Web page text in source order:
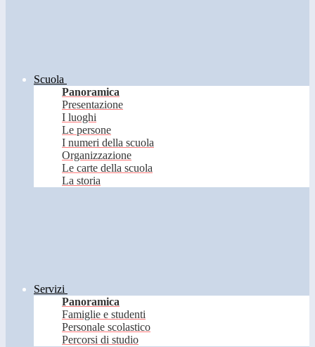
Scuola
Panoramica
Presentazione
I luoghi
Le persone
I numeri della scuola
Organizzazione
Le carte della scuola
La storia
Servizi
Panoramica
Famiglie e studenti
Personale scolastico
Percorsi di studio